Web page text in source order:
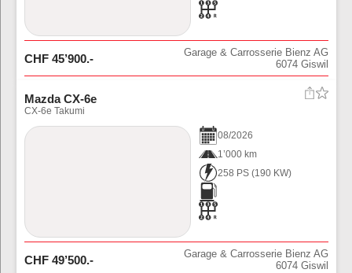
CHF 45’900.-
Garage & Carrosserie Bienz AG
6074 Giswil
Mazda CX-6e
CX-6e Takumi
08/2026
1’000 km
258 PS (190 KW)
CHF 49’500.-
Garage & Carrosserie Bienz AG
6074 Giswil